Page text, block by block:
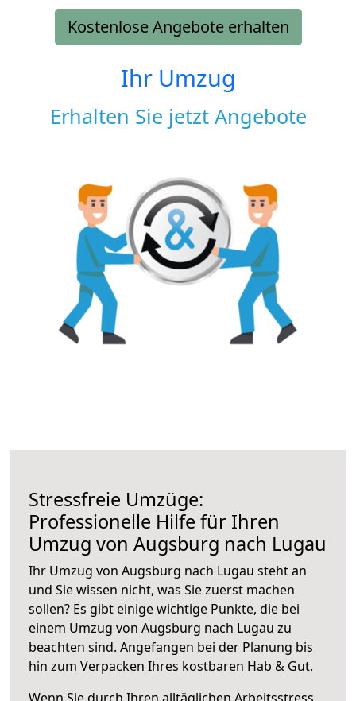
Kostenlose Angebote erhalten
Ihr Umzug
Erhalten Sie jetzt Angebote
Stressfreie Umzüge:
Professionelle Hilfe für Ihren
Umzug von Augsburg nach Lugau
Ihr Umzug von Augsburg nach Lugau steht an
und Sie wissen nicht, was Sie zuerst machen
sollen? Es gibt einige wichtige Punkte, die bei
einem Umzug von Augsburg nach Lugau zu
beachten sind. Angefangen bei der Planung bis
hin zum Verpacken Ihres kostbaren Hab & Gut.